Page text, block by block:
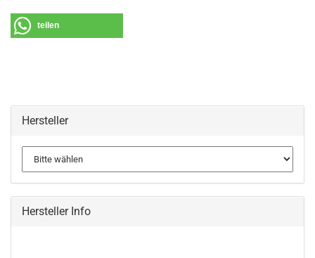
teilen
Hersteller
Hersteller Info